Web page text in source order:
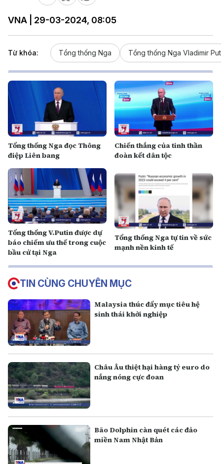
VNA | 29-03-2024, 08:05
Từ khóa: Tổng thống Nga Tổng thống Nga Vladimir
Tổng thống Nga đọc Thông
điệp Liên bang
Chiến thắng của tinh thần
đoàn kết dân tộc
Tổng thống V.Putin được dự
báo chiếm ưu thế trong cuộc
bầu cử tại Nga
Tổng thống Nga tự tin về sức
mạnh nền kinh tế
TIN CÙNG CHUYÊN MỤC
Malaysia thúc đẩy mục tiêu hệ
sinh thái khởi nghiệp
Châu Âu thiệt hại hàng tỷ euro do
nắng nóng cực đoan
Bão Dolphin càn quét các đảo
miền Nam Nhật Bản